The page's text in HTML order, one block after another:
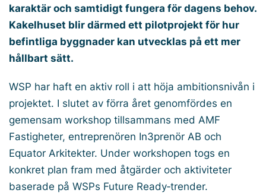
karaktär och samtidigt fungera för dagens behov.
Kakelhuset blir därmed ett pilotprojekt för hur
befintliga byggnader kan utvecklas på ett mer
hållbart sätt.
WSP har haft en aktiv roll i att höja ambitionsnivån i
projektet. I slutet av förra året genomfördes en
gemensam workshop tillsammans med AMF
Fastigheter, entreprenören In3prenör AB och
Equator Arkitekter. Under workshopen togs en
konkret plan fram med åtgärder och aktiviteter
baserade på WSPs Future Ready‑trender.